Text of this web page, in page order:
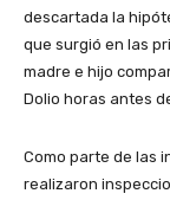
descartada la
que surgió en las
madre e hijo
Dolio horas antes
Como parte de las
realizaron